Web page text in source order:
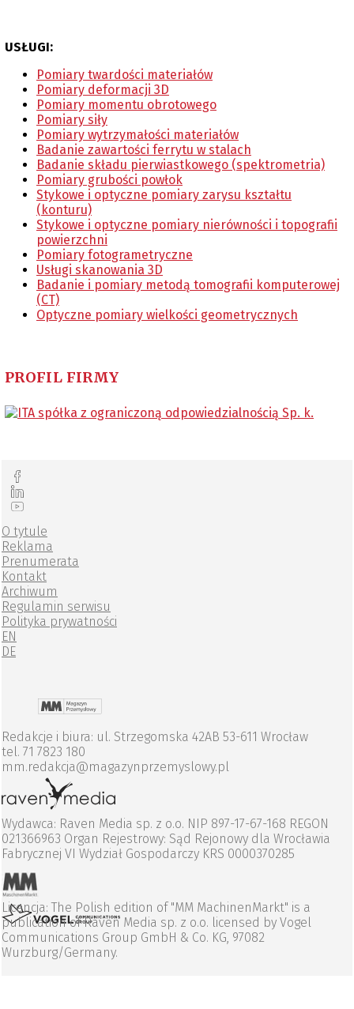
USŁUGI:
Pomiary twardości materiałów
Pomiary deformacji 3D
Pomiary momentu obrotowego
Pomiary siły
Pomiary wytrzymałości materiałów
Badanie zawartości ferrytu w stalach
Badanie składu pierwiastkowego (spektrometria)
Pomiary grubości powłok
Stykowe i optyczne pomiary zarysu kształtu
(konturu)
Stykowe i optyczne pomiary nierówności i topografii
powierzchni
Pomiary fotogrametryczne
Usługi skanowania 3D
Badanie i pomiary metodą tomografii komputerowej
(CT)
Optyczne pomiary wielkości geometrycznych
PROFIL FIRMY
O tytule
Reklama
Prenumerata
Kontakt
Archiwum
Regulamin serwisu
Polityka prywatności
EN
DE
Redakcje i biura: ul. Strzegomska 42AB 53-611 Wrocław
tel. 71 7823 180
mm.redakcja@magazynprzemyslowy.pl
Wydawca: Raven Media sp. z o.o. NIP 897-17-67-168 REGON
021366963 Organ Rejestrowy: Sąd Rejonowy dla Wrocławia
Fabrycznej VI Wydział Gospodarczy KRS 0000370285
Licencja: The Polish edition of "MM MachinenMarkt" is a
publication of Raven Media sp. z o.o. licensed by Vogel
Communications Group GmbH & Co. KG, 97082
Wurzburg/Germany.